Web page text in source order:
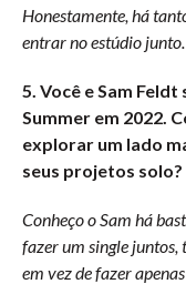
Honestamente, há
entrar no estúdio junto.
5. Você e Sam
Summer em 2022.
explorar um lado
seus projetos solo?
Conheço o Sam há
fazer um single juntos,
em vez de fazer